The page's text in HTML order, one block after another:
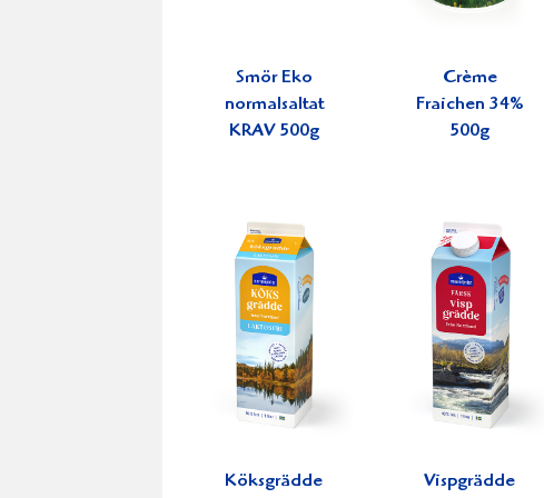
Smör Eko
normalsaltat
KRAV 500g
Crème
Fraichen 34%
500g
Köksgrädde
Vispgrädde